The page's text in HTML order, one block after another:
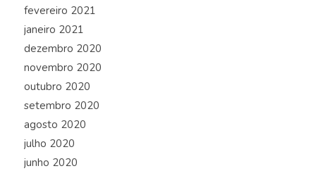
fevereiro 2021
janeiro 2021
dezembro 2020
novembro 2020
outubro 2020
setembro 2020
agosto 2020
julho 2020
junho 2020